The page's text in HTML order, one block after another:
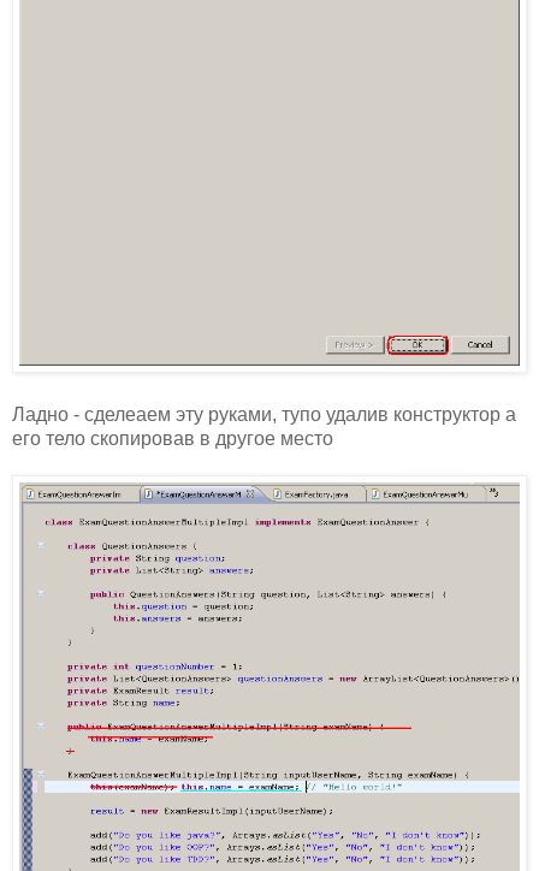
Ладно - сделеаем эту руками, тупо удалив конструктор а
его тело скопировав в другое место